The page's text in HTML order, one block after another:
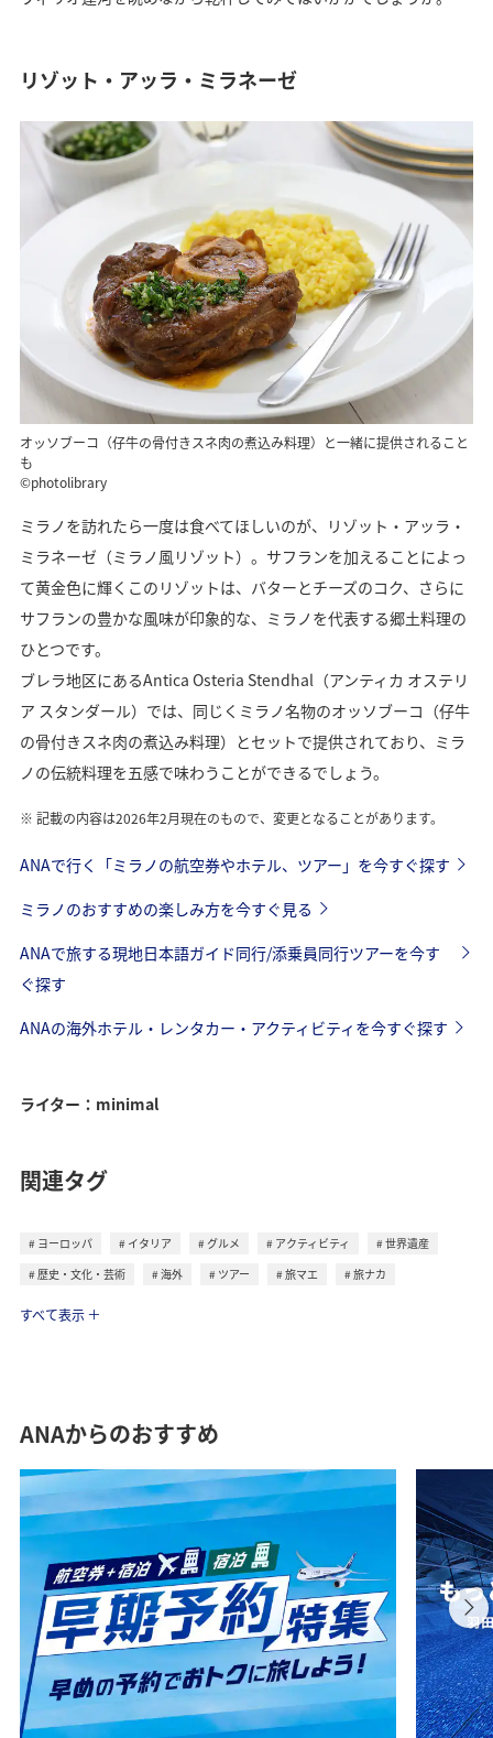
リゾット・アッラ・ミラネーゼ
オッソブーコ（仔牛の骨付きスネ肉の煮込み料理）と一緒に提供されること
も
©photolibrary
ミラノを訪れたら一度は食べてほしいのが、リゾット・アッラ・
ミラネーゼ（ミラノ風リゾット）。サフランを加えることによっ
て黄金色に輝くこのリゾットは、バターとチーズのコク、さらに
サフランの豊かな風味が印象的な、ミラノを代表する郷土料理の
ひとつです。
ブレラ地区にあるAntica Osteria Stendhal（アンティカ オステリ
ア スタンダール）では、同じくミラノ名物のオッソブーコ（仔牛
の骨付きスネ肉の煮込み料理）とセットで提供されており、ミラ
ノの伝統料理を五感で味わうことができるでしょう。
記載の内容は2026年2月現在のもので、変更となることがあります。
ANAで行く「ミラノの航空券やホテル、ツアー」を今すぐ探す
ミラノのおすすめの楽しみ方を今すぐ見る
ANAで旅する現地日本語ガイド同行/添乗員同行ツアーを今す
ぐ探す
ANAの海外ホテル・レンタカー・アクティビティを今すぐ探す
ライター：minimal
関連タグ
ヨーロッパ イタリア グルメ アクティビティ
世界遺産
歴史・文化・芸術
海外 ツアー 旅マエ
旅ナカ
すべて表示
ANAからのおすすめ